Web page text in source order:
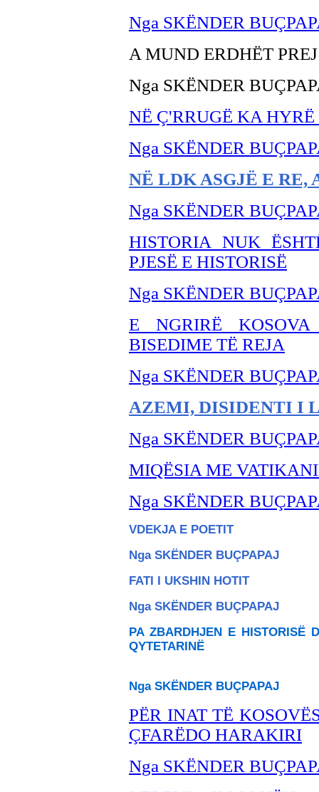
Nga SKËNDER
A MUND ERDHËT
Nga SKËNDER BU
NË Ç'RRUGË KA HYRË
Nga SKËNDER BU
NË LDK ASGJË E RE,
Nga SKËNDER BU
HISTORIA NUK
PJESË E HISTORISË
Nga SKËNDER BU
E NGRIRË
BISEDIME TË REJA
Nga SKËNDER BU
AZEMI, DISIDENTI I
Nga SKËNDER BU
MIQËSIA ME
Nga SKËNDER BU
VDEKJA E POETIT
Nga SKËNDER BUÇPAPAJ
FATI I UKSHIN HOTIT
Nga SKËNDER BUÇPAPAJ
PA ZBARDHJEN E HISTORISË
QYTETARINË
Nga SKËNDER BUÇPAPAJ
PËR INAT TË
ÇFARËDO HARAKIRI
Nga SKËNDER BU